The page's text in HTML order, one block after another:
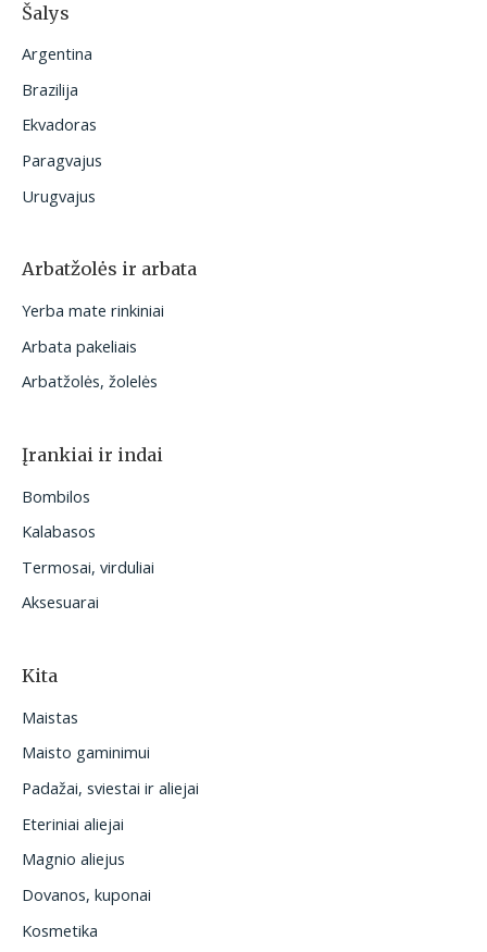
Šalys
Argentina
Brazilija
Ekvadoras
Paragvajus
Urugvajus
Arbatžolės ir arbata
Yerba mate rinkiniai
Arbata pakeliais
Arbatžolės, žolelės
Įrankiai ir indai
Bombilos
Kalabasos
Termosai, virduliai
Aksesuarai
Kita
Maistas
Maisto gaminimui
Padažai, sviestai ir aliejai
Eteriniai aliejai
Magnio aliejus
Dovanos, kuponai
Kosmetika